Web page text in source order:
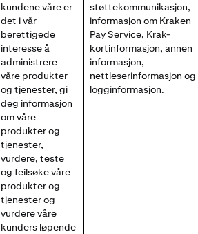
kundene våre er
det i vår
berettigede
interesse å
administrere
våre produkter
og tjenester, gi
deg informasjon
om våre
produkter og
tjenester,
vurdere, teste
og feilsøke våre
produkter og
tjenester og
vurdere våre
kunders løpende
støttekommunikasjon,
informasjon om Kraken
Pay Service, Krak-
kortinformasjon, annen
informasjon,
nettleserinformasjon og
logginformasjon.